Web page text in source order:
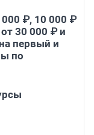
₽, 10 000 ₽
30 000 ₽ и
первый и
по